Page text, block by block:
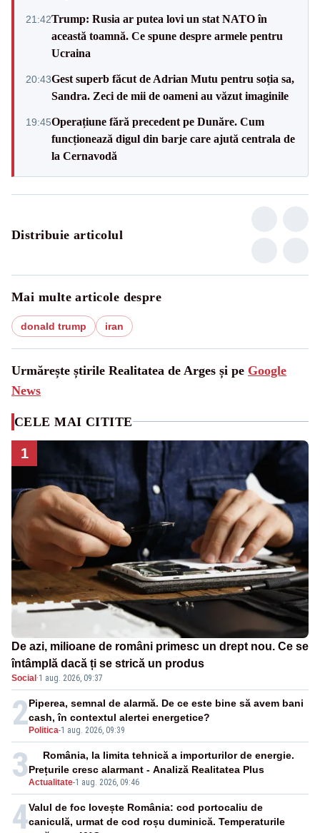
21:42Trump: Rusia ar putea lovi un stat NATO în
această toamnă. Ce spune despre armele pentru
Ucraina
20:43Gest superb făcut de Adrian Mutu pentru soția sa,
Sandra. Zeci de mii de oameni au văzut imaginile
19:45Operațiune fără precedent pe Dunăre. Cum
funcționează digul din barje care ajută centrala de
la Cernavodă
Distribuie articolul
Mai multe articole despre
donald trump iran
Urmărește știrile Realitatea de Arges și pe Google
News
CELE MAI CITITE
1
De azi, milioane de români primesc un drept nou. Ce se
întâmplă dacă ți se strică un produs
Social ·1 aug. 2026, 09:37
2 Politica-1 aug. 2026, 09:39
Piperea, semnal de alarmă. De ce este bine să avem bani
cash, în contextul alertei energetice?
3Actualitate-1 aug. 2026, 09:46
România, la limita tehnică a importurilor de energie.
Prețurile cresc alarmant - Analiză Realitatea Plus
4Valul de foc lovește România: cod portocaliu de
caniculă, urmat de cod roșu duminică. Temperaturile